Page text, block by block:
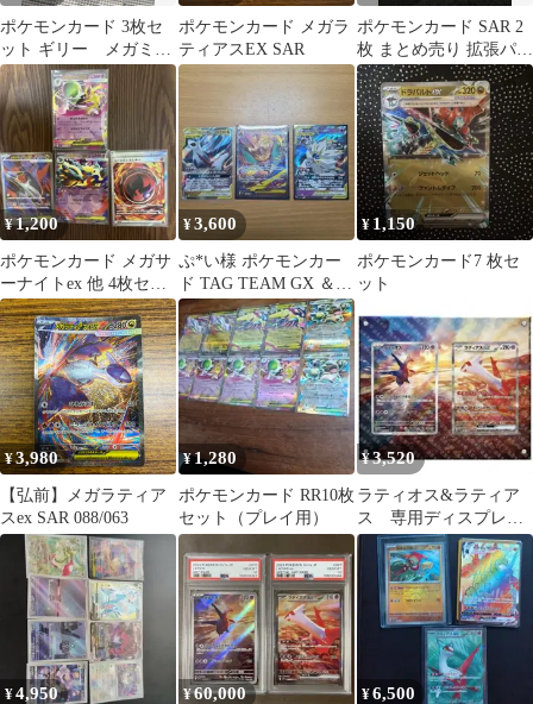
ポケモンカード 3枚セ
ット ギリー メガミミ
ロップ ラティアス sar
ポケモンカード メガラ
ティアスEX SAR
ポケモンカード SAR 2
枚 まとめ売り 拡張パッ
ク メガラティアス ムク
¥1,200
ポケモンカード メガサ
ーナイトex 他 4枚セッ
ト
¥3,600
ぷ*い様 ポケモンカー
ド TAG TEAM GX ＆ex
3枚セット
¥1,150
ポケモンカード7 枚セ
ット
¥3,980
【弘前】メガラティア
スex SAR 088/063
¥1,280
ポケモンカード RR10枚
セット（プレイ用）
¥3,520
ラティオス&ラティア
ス 専用ディスプレイ
フレーム
¥4,950 ¥60,000 ¥6,500